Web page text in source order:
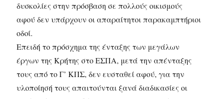
δυσκολίες στην πρόσβαση σε πολλούς οικισμούς
αφού δεν υπάρχουν οι απαραίτητοι παρακαμπτήριοι
οδοί.
Επειδή το πρόσχημα της ένταξης των μεγάλων
έργων της Κρήτης στο ΕΣΠΑ, μετά την απένταξης
τους από το Γ’ ΚΠΣ, δεν ευσταθεί αφού, για την
υλοποίησή τους απαιτούνται ξανά διαδικασίες οι